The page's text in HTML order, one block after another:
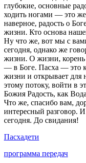
глубокие, основные
ходить ногами — это же
наверное, радость о
жизни. Кто основа
Ну что же, вот мы с
сегодня, однако же
жизни. О жизни, корень
— в Боге. Пасха — это
жизни и открывает для
этому потоку, войти в
Божия Радость, как
Что же, спасибо вам,
интересный разговор.
сегодня. До свидания!
Пасхадети
программа передач